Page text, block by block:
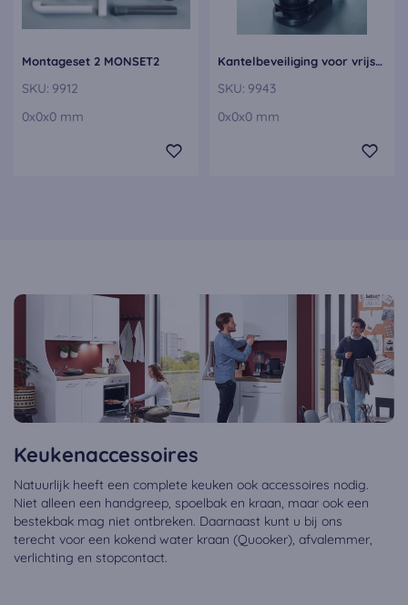
Montageset 2 MONSET2
SKU: 9912
0x0x0 mm
Kantelbeveiliging voor vrijstaande onderkasten KIPPS
SKU: 9943
0x0x0 mm
Keukenaccessoires
Natuurlijk heeft een complete keuken ook accessoires nodig.
Niet alleen een handgreep, spoelbak en kraan, maar ook een
bestekbak mag niet ontbreken. Daarnaast kunt u bij ons
terecht voor een kokend water kraan (Quooker), afvalemmer,
verlichting en stopcontact.